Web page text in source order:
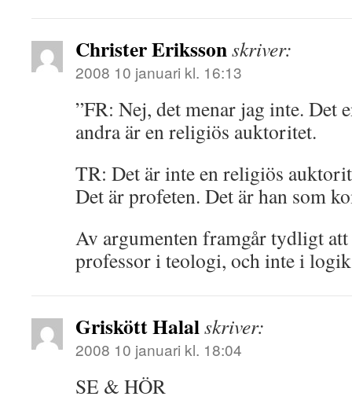
Christer Erikssonskriver:
2008 10 januari kl. 16:13
”FR: Nej, det menar jag inte. Det
andra är en religiös auktoritet.
TR: Det är inte en religiös
Det är profeten. Det är han som
Av argumenten framgår tydligt
professor i teologi, och inte i
Griskött Halalskriver:
2008 10 januari kl. 18:04
SE & HÖR